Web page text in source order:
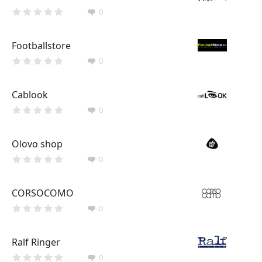
0
Footballstore
0
Cablook
0
Olovo shop
0
CORSOCOMO
0
Ralf Ringer
0